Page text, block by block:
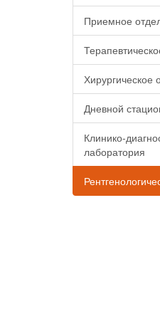
Приемное
Хирургическое
Дневной
Клинико-
лаборатория